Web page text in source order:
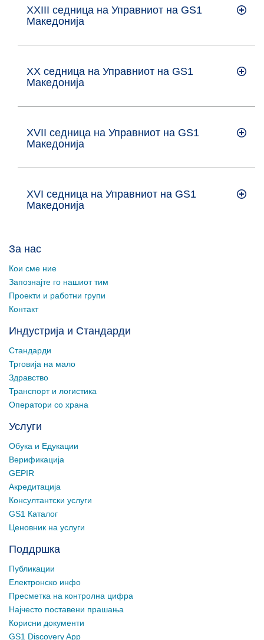
XXIII седница на Управниот на GS1
Maкедонија
XX седница на Управниот на GS1
Maкедонија
XVII седница на Управниот на GS1
Maкедонија
XVI седница на Управниот на GS1
Maкедонија
За нас
Кои сме ние
Запознајте го нашиот тим
Проекти и работни групи
Контакт
Индустрија и Стандарди
Стандарди
Трговија на мало
Здравство
Транспорт и логистика
Оператори со храна
Услуги
Обука и Едукации
Верификација
GEPIR
Акредитација
Консултантски услуги
GS1 Каталог
Ценовник на услуги
Поддршка
Публикации
Електронско инфо
Пресметка на контролна цифра
Најчесто поставени прашања
Корисни документи
GS1 Discovery App